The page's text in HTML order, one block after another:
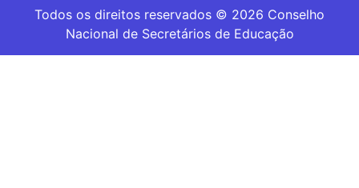
Todos os direitos reservados © 2026 Conselho
Nacional de Secretários de Educação